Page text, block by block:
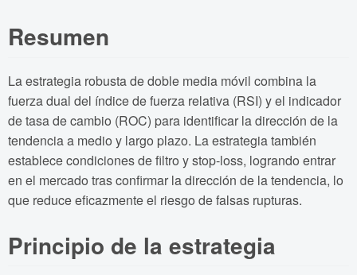
Resumen
La estrategia robusta de doble media móvil combina la
fuerza dual del índice de fuerza relativa (RSI) y el indicador
de tasa de cambio (ROC) para identificar la dirección de la
tendencia a medio y largo plazo. La estrategia también
establece condiciones de filtro y stop-loss, logrando entrar
en el mercado tras confirmar la dirección de la tendencia, lo
que reduce eficazmente el riesgo de falsas rupturas.
Principio de la estrategia